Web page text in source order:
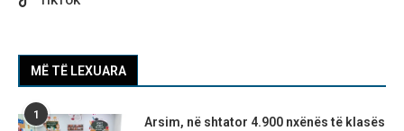
MË TË LEXUARA
1
Arsim, në shtator 4.900 nxënës të klasës